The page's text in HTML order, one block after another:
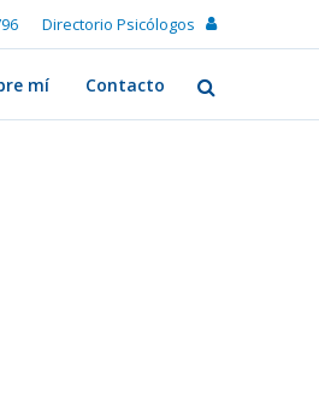
Directorio Psicólogos
mí Contacto